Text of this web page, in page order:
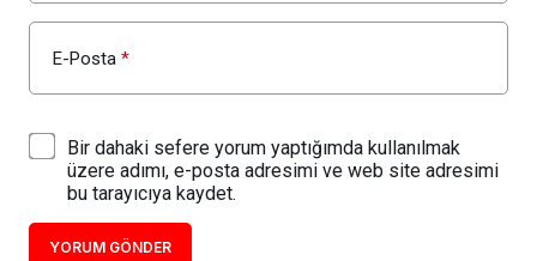
E-Posta *
Bir dahaki sefere yorum yaptığımda kullanılmak
üzere adımı, e-posta adresimi ve web site adresimi
bu tarayıcıya kaydet.
YORUM GÖNDER